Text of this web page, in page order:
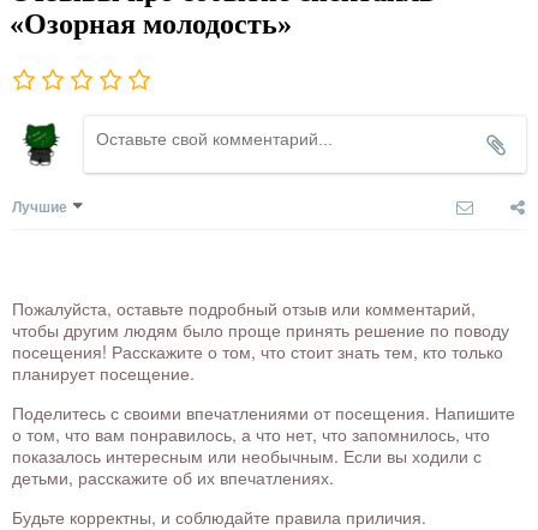
«Озорная молодость»
Лучшие
Пожалуйста, оставьте подробный отзыв или комментарий,
чтобы другим людям было проще принять решение по поводу
посещения! Расскажите о том, что стоит знать тем, кто только
планирует посещение.
Поделитесь с своими впечатлениями от посещения. Напишите
о том, что вам понравилось, а что нет, что запомнилось, что
показалось интересным или необычным. Если вы ходили с
детьми, расскажите об их впечатлениях.
Будьте корректны, и соблюдайте правила приличия.